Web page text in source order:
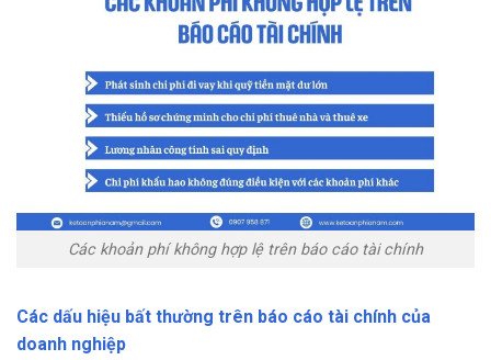
Các khoản phí không hợp lệ trên báo cáo tài chính
Các dấu hiệu bất thường trên báo cáo tài chính của
doanh nghiệp